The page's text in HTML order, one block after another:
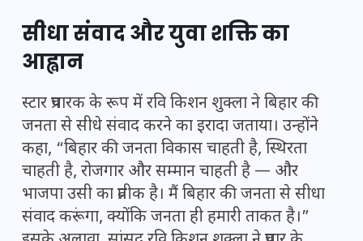
सीधा संवाद और युवा शक्ति का
आह्वान
स्टार प्रचारक के रूप में रवि किशन शुक्ला ने बिहार की
जनता से सीधे संवाद करने का इरादा जताया। उन्होंने
कहा, “बिहार की जनता विकास चाहती है, स्थिरता
चाहती है, रोजगार और सम्मान चाहती है — और
भाजपा उसी का प्रतीक है। मैं बिहार की जनता से सीधा
संवाद करूंगा, क्योंकि जनता ही हमारी ताकत है।”